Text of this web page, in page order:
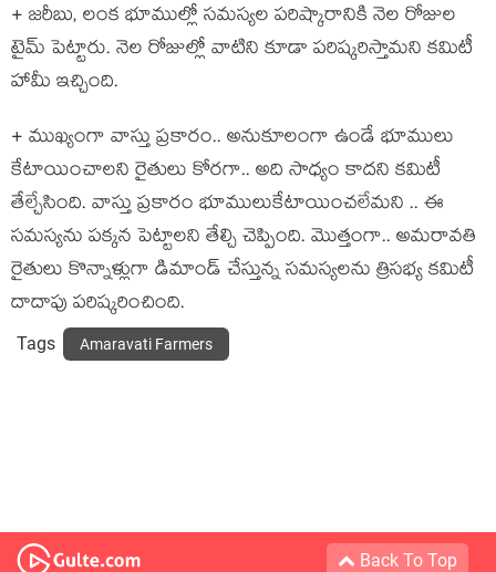
+ జ‌రీబు, లంక భూముల్లో స‌మ‌స్య‌ల ప‌రిష్కారానికి నెల రోజుల
టైమ్‌ పెట్టారు. నెల రోజుల్లో వాటిని కూడా ప‌రిష్క‌రిస్తామ‌ని క‌మిటీ
హామీ ఇచ్చింది.
+ ముఖ్యంగా వాస్తు ప్ర‌కారం.. అనుకూలంగా ఉండే భూములు
కేటాయించాల‌ని రైతులు కోర‌గా.. అది సాధ్యం కాద‌ని క‌మిటీ
తేల్చేసింది. వాస్తు ప్ర‌కారం భూములుకేటాయించ‌లేమ‌ని .. ఈ
స‌మ‌స్య‌ను ప‌క్క‌న పెట్టాలని తేల్చి చెప్పింది. మొత్తంగా.. అమ‌రావ‌తి
రైతులు కొన్నాళ్లుగా డిమాండ్ చేస్తున్న స‌మ‌స్య‌ల‌ను త్రిస‌భ్య క‌మిటీ
దాదాపు ప‌రిష్క‌రించింది.
Tags Amaravati Farmers
Back To Top